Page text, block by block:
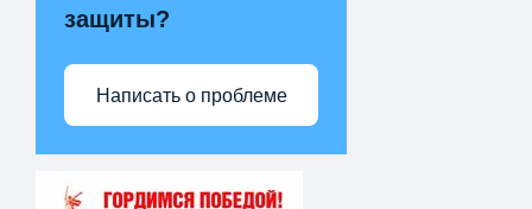
защиты?
Написать о проблеме